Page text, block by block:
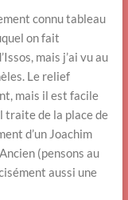
connu tableau
on fait
mais j’ai vu au
Le relief
mais il est facile
traite de la place de
d’un Joachim
(pensons au
aussi une